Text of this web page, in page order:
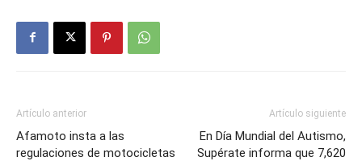
Artículo anterior
Afamoto insta a las
regulaciones de motocicletas
Artículo siguiente
En Día Mundial del Autismo,
Supérate informa que 7,620